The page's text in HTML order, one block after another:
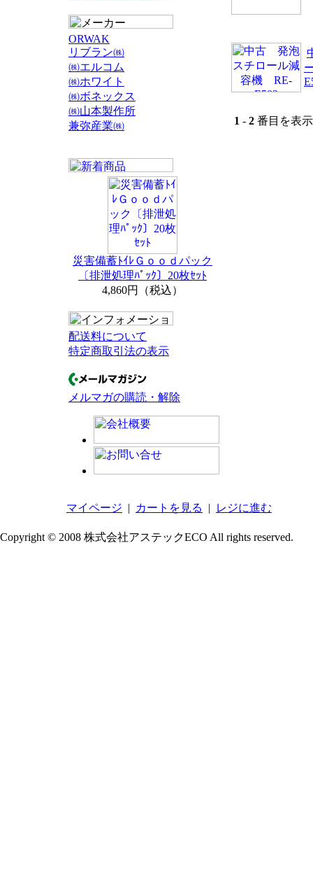
ORWAK
リブラン㈱
㈱エルコム
㈱ホワイト
㈱ボネックス
㈱山本製作所
兼弥産業㈱
災害備蓄ﾄｲﾚＧｏｏｄパック
〔排泄処理ﾊﾟｯｸ〕20枚ｾｯﾄ
4,860円（税込）
配送料について
特定商取引法の表示
メルマガの購読・解除
1 - 2 番目を表
マイページ | カートを見る | レジに進む
Copyright © 2008 株式会社アステックECO All rights reserved.